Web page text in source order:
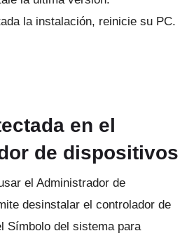
la instalación, reinicie su PC.
en el
de dispositivos
el Administrador de
desinstalar el controlador de
Símbolo del sistema para